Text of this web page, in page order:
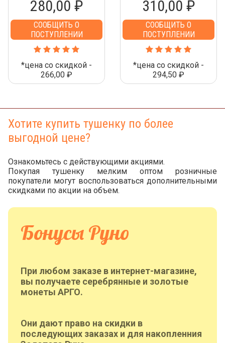
280,00 ₽
СООБЩИТЬ О
ПОСТУПЛЕНИИ
*цена со скидкой -
266,00 ₽
310,00 ₽
СООБЩИТЬ О
ПОСТУПЛЕНИИ
*цена со скидкой -
294,50 ₽
Хотите купить тушенку по более
выгодной цене?
Ознакомьтесь с действующими акциями.
Покупая тушенку мелким оптом розничные
покупатели могут воспользоваться дополнительными
скидками по акции на объем.
Бонусы Руно
При любом заказе в интернет-магазине,
вы получаете серебрянные и золотые
монеты АРГО.
Они дают право на скидки в
последующих заказах и для накопленния